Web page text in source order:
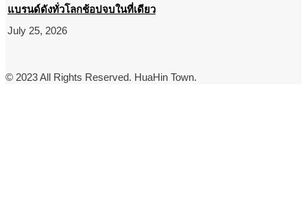
แบรนด์ดังทั่วโลกช้อปจบในที่เดียว
July 25, 2026
© 2023 All Rights Reserved. HuaHin Town.